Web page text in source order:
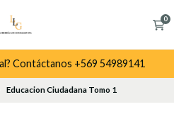
0
Contáctanos +569 54989141
Educacion Ciudadana Tomo 1